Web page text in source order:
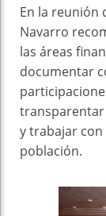
En la reunión
Navarro
las áreas
documentar
transparentar
y trabajar con
población.